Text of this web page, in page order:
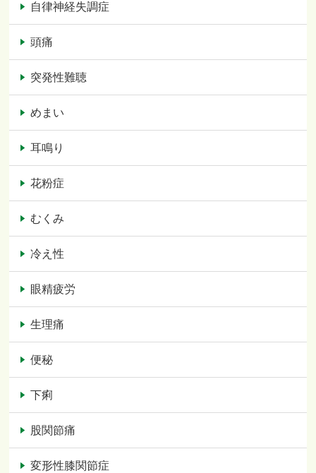
自律神経失調症
頭痛
突発性難聴
めまい
耳鳴り
花粉症
むくみ
冷え性
眼精疲労
生理痛
便秘
下痢
股関節痛
変形性膝関節症